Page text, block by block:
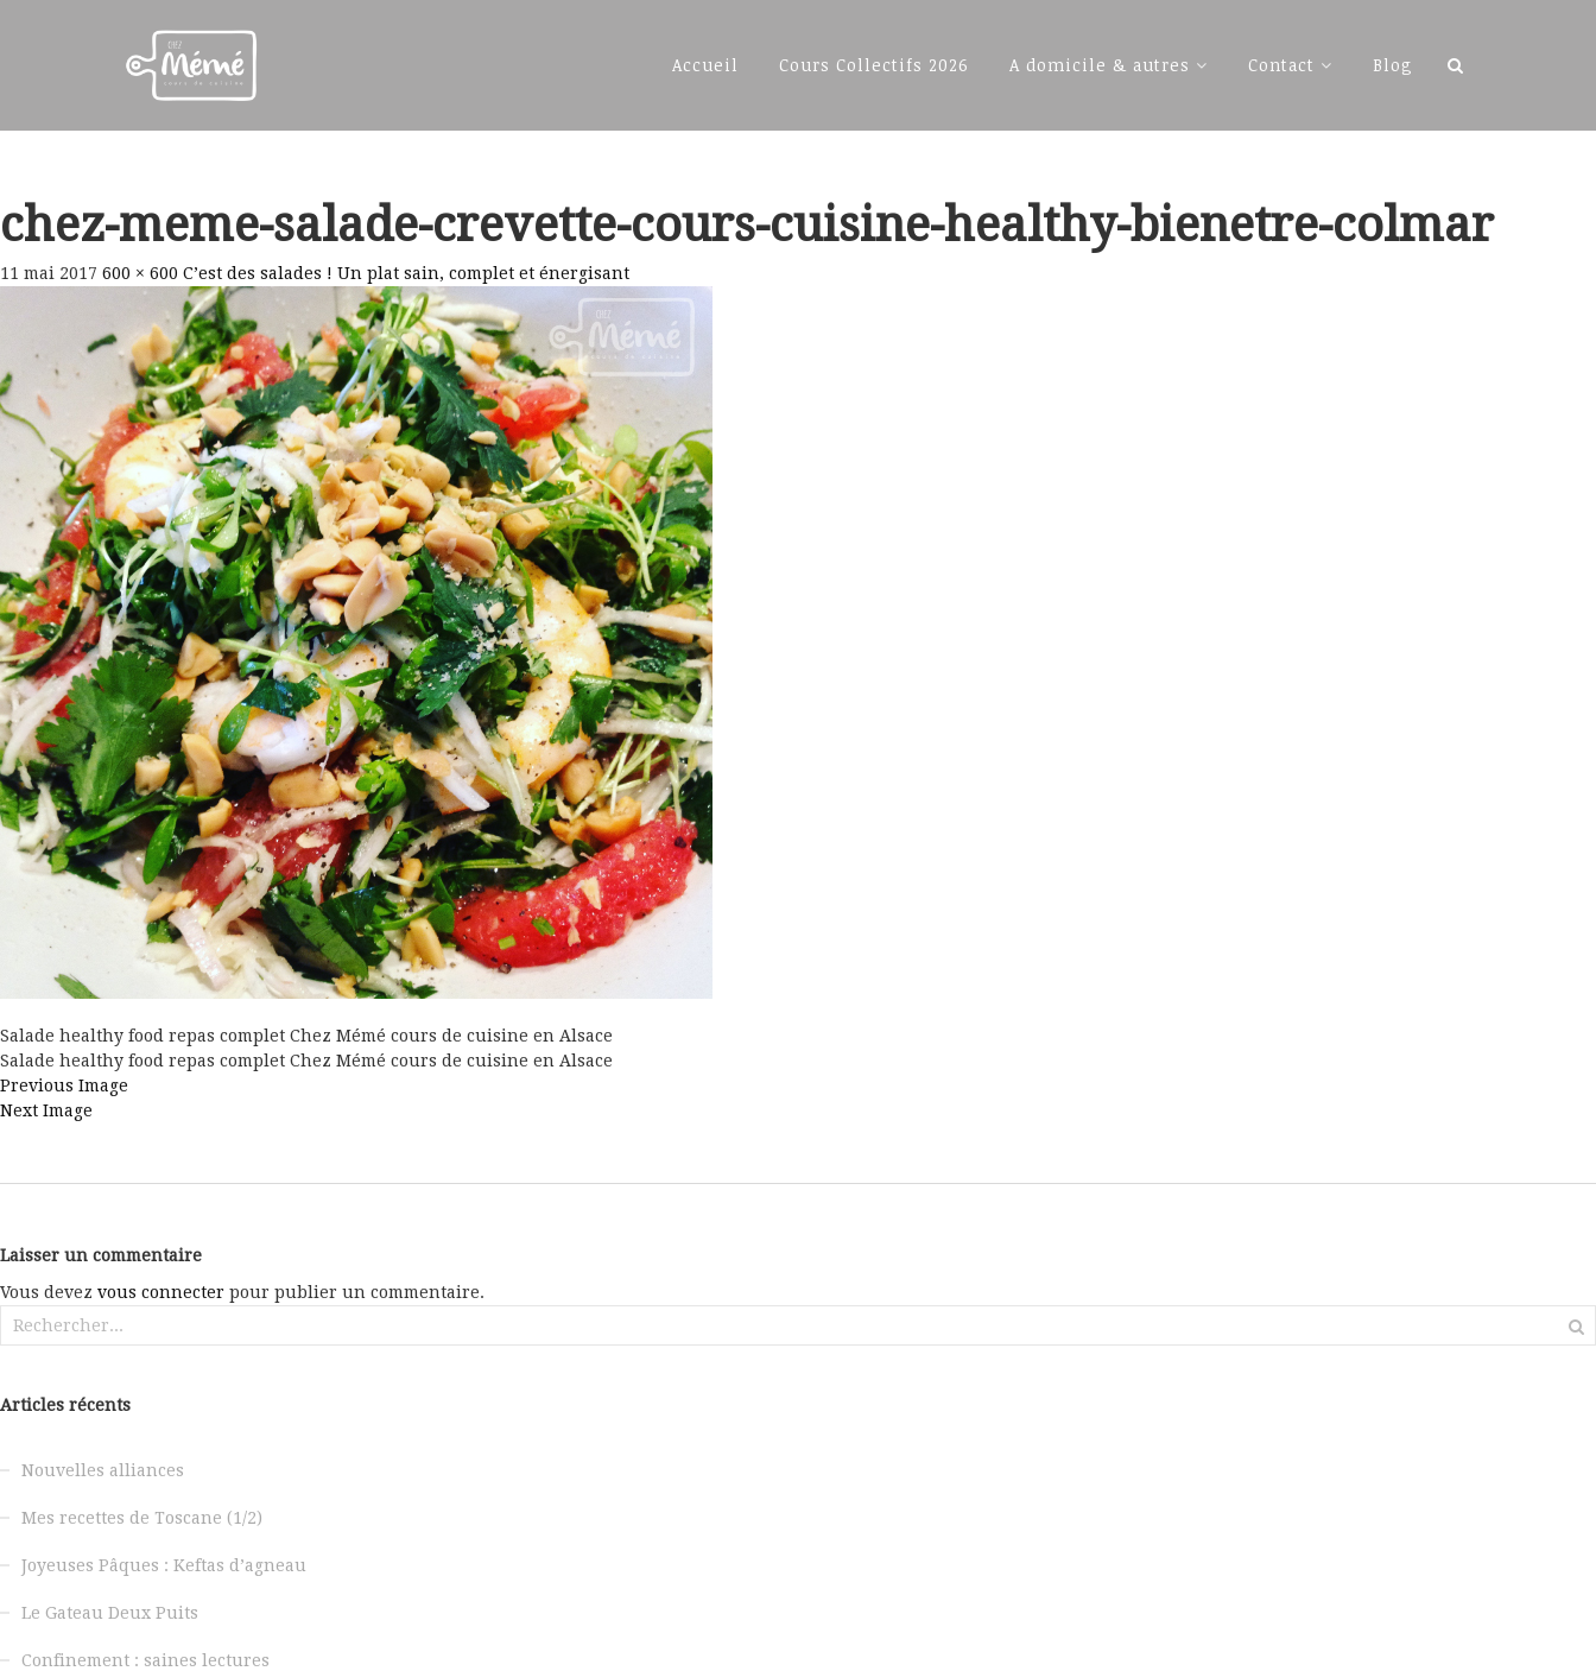
Accueil Cours Collectifs 2026 A domicile & autres Contact Blog
chez-meme-salade-crevette-cours-cuisine-healthy-bienetre-colmar
11 mai 2017 600 × 600 C’est des salades ! Un plat sain, complet et énergisant
Salade healthy food repas complet Chez Mémé cours de cuisine en Alsace
Salade healthy food repas complet Chez Mémé cours de cuisine en Alsace
Previous Image
Next Image
Laisser un commentaire
Vous devez vous connecter pour publier un commentaire.
Rechercher :
Articles récents
Nouvelles alliances
Mes recettes de Toscane (1/2)
Joyeuses Pâques : Keftas d’agneau
Le Gateau Deux Puits
Confinement : saines lectures